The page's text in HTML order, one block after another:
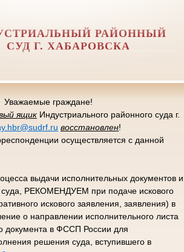
РАЙОННЫЙ
СУД Г. ХАБАРОВСКА
Уважаемые граждане!
ящик Индустриального районного суда г.
восстановлен!
осуществляется с данной
выдачи исполнительных документов и
РЕКОМЕНДУЕМ при подаче искового
искового заявления, заявления) в
о направлении исполнительного листа
документа в ФССП России для
решения суда, вступившего в